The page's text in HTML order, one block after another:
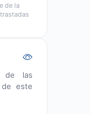
de la
de las
este